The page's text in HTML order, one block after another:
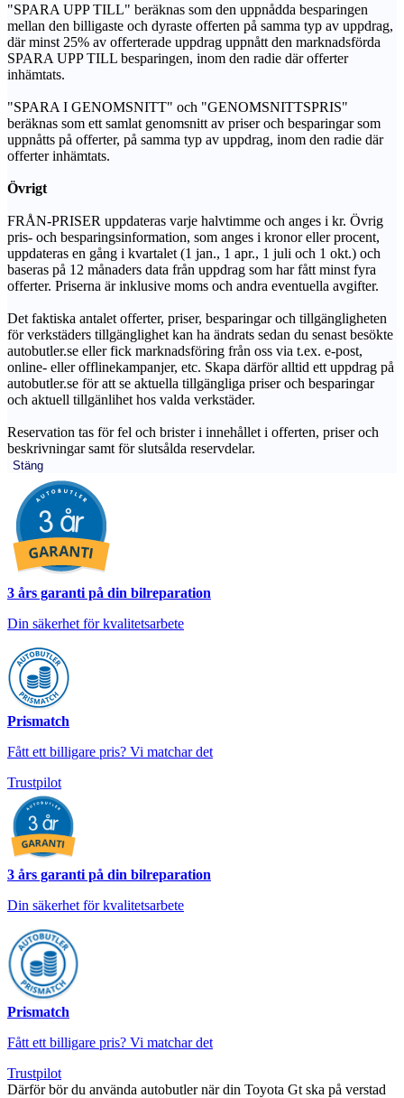
"SPARA UPP TILL" beräknas som den uppnådda besparingen
mellan den billigaste och dyraste offerten på samma typ av uppdrag,
där minst 25% av offerterade uppdrag uppnått den marknadsförda
SPARA UPP TILL besparingen, inom den radie där offerter
inhämtats.
"SPARA I GENOMSNITT" och "GENOMSNITTSPRIS"
beräknas som ett samlat genomsnitt av priser och besparingar som
uppnåtts på offerter, på samma typ av uppdrag, inom den radie där
offerter inhämtats.
Övrigt
FRÅN-PRISER uppdateras varje halvtimme och anges i kr. Övrig
pris- och besparingsinformation, som anges i kronor eller procent,
uppdateras en gång i kvartalet (1 jan., 1 apr., 1 juli och 1 okt.) och
baseras på 12 månaders data från uppdrag som har fått minst fyra
offerter. Priserna är inklusive moms och andra eventuella avgifter.
Det faktiska antalet offerter, priser, besparingar och tillgängligheten
för verkstäders tillgänglighet kan ha ändrats sedan du senast besökte
autobutler.se eller fick marknadsföring från oss via t.ex. e-post,
online- eller offlinekampanjer, etc. Skapa därför alltid ett uppdrag på
autobutler.se för att se aktuella tillgängliga priser och besparingar
och aktuell tillgänlihet hos valda verkstäder.
Reservation tas för fel och brister i innehållet i offerten, priser och
beskrivningar samt för slutsålda reservdelar.
Stäng
3 års garanti på din bilreparation
Din säkerhet för kvalitetsarbete
Prismatch
Fått ett billigare pris? Vi matchar det
Trustpilot
3 års garanti på din bilreparation
Din säkerhet för kvalitetsarbete
Prismatch
Fått ett billigare pris? Vi matchar det
Trustpilot
Därför bör du använda autobutler när din Toyota Gt ska på verstad